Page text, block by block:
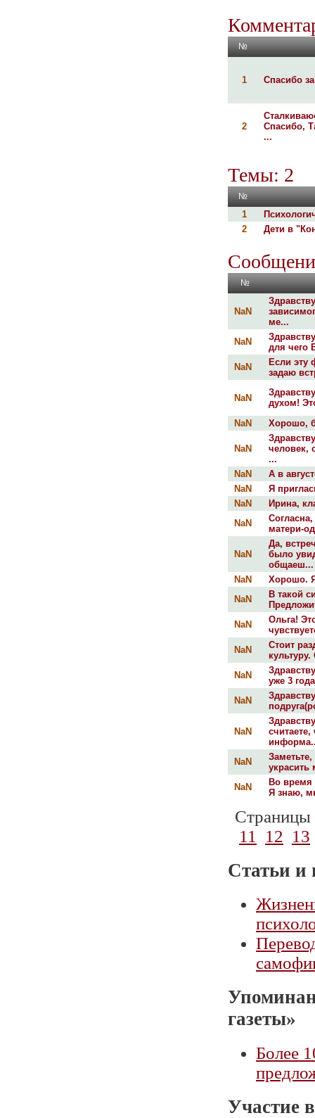
№
1 Спасибо
2
Спасибо,
...
Темы: 2
№
1
2
Дети в
№
NaN
ме...
NaN
для чего
NaN
Если эту
задаю
NaN
духом!
NaN
Хорошо,
NaN
человек,
...
NaN
А в
NaN
Я
NaN
Ирина,
NaN
матери-
NaN
Да,
было
общаеш...
NaN
Хорошо.
NaN
В такой
NaN
Ольга!
NaN
Стоит
NaN
уже 3
NaN
NaN
NaN
украсить
NaN
Во время
Я знаю,
11
12 13
Статьи и
газеты»
Более
Участие